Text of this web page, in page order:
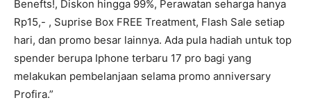
Benefts!, Diskon hingga 99%, Perawatan seharga hanya
Rp15,- , Suprise Box FREE Treatment, Flash Sale setiap
hari, dan promo besar lainnya. Ada pula hadiah untuk top
spender berupa Iphone terbaru 17 pro bagi yang
melakukan pembelanjaan selama promo anniversary
Profira.”